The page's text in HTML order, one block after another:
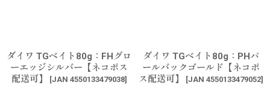
ダイワ TGベイト80g：FHグロ
ーエッジシルバー【ネコポス
配送可】
[JAN 4550133479038]
ダイワ TGベイト80g：PHパ
ールバックゴールド【ネコポ
ス配送可】
[JAN 4550133479052]